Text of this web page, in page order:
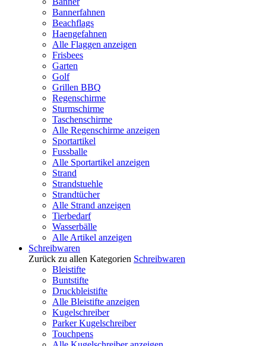
Bannerfahnen
Beachflags
Haengefahnen
Alle Flaggen anzeigen
Frisbees
Garten
Golf
Grillen BBQ
Regenschirme
Sturmschirme
Taschenschirme
Alle Regenschirme anzeigen
Sportartikel
Fussballe
Alle Sportartikel anzeigen
Strand
Strandstuehle
Strandtücher
Alle Strand anzeigen
Tierbedarf
Wasserbälle
Alle Artikel anzeigen
Schreibwaren
Zurück zu allen Kategorien Schreibwaren
Bleistifte
Buntstifte
Druckbleistifte
Alle Bleistifte anzeigen
Kugelschreiber
Parker Kugelschreiber
Touchpens